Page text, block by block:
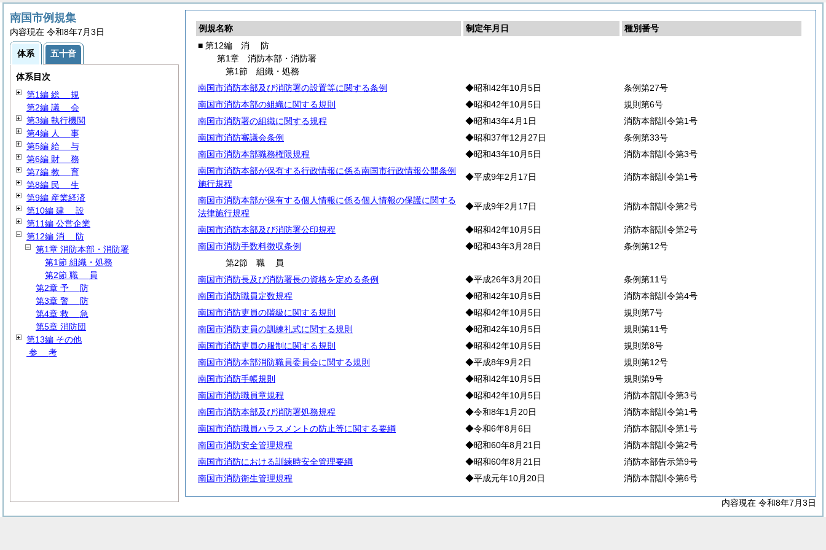
例規名称 制定年月日
種別番号
■ 第12編 消 防
第1章 消防本部・消防署
第1節 組織・処務
南国市消防本部及び消防署の設置等に関する条例
◆昭和42年10月5日
条例第27号
南国市消防本部の組織に関する規則
◆昭和42年10月5日
規則第6号
南国市消防署の組織に関する規程
◆昭和43年4月1日
消防本部訓令第1号
南国市消防審議会条例
◆昭和37年12月27日
条例第33号
南国市消防本部職務権限規程
◆昭和43年10月5日
消防本部訓令第3号
南国市消防本部が保有する行政情報に係る南国市行政情報公開条例
施行規程
◆平成9年2月17日 消防本部訓令第1号
南国市消防本部が保有する個人情報に係る個人情報の保護に関する
法律施行規程
◆平成9年2月17日 消防本部訓令第2号
南国市消防本部及び消防署公印規程 ◆昭和42年10月5日
消防本部訓令第2号
南国市消防手数料徴収条例
◆昭和43年3月28日
条例第12号
第2節 職
員
南国市消防長及び消防署長の資格を定める条例
◆平成26年3月20日
条例第11号
南国市消防職員定数規程
◆昭和42年10月5日
消防本部訓令第4号
南国市消防吏員の階級に関する規則
◆昭和42年10月5日
規則第7号
南国市消防吏員の訓練礼式に関する規則
◆昭和42年10月5日
規則第11号
南国市消防吏員の服制に関する規則
◆昭和42年10月5日
規則第8号
南国市消防本部消防職員委員会に関する規則
◆平成8年9月2日
規則第12号
南国市消防手帳規則
◆昭和42年10月5日
規則第9号
南国市消防職員章規程
◆昭和42年10月5日
消防本部訓令第3号
南国市消防本部及び消防署処務規程
◆令和8年1月20日
消防本部訓令第1号
南国市消防職員ハラスメントの防止等に関する要綱
◆令和6年8月6日
消防本部訓令第1号
南国市消防安全管理規程
◆昭和60年8月21日
消防本部訓令第2号
南国市消防における訓練時安全管理要綱
◆昭和60年8月21日
消防本部告示第9号
南国市消防衛生管理規程
◆平成元年10月20日 消防本部訓令第6号
内容現在 令和8年7月3日
南国市例規集
内容現在 令和8年7月3日
体系 五十音
体系目次
第1編 総 規
第2編 議 会
第3編 執行機関
第4編 人 事
第5編 給 与
第6編 財 務
第7編 教 育
第8編 民 生
第9編 産業経済
第10編 建 設
第11編 公営企業
第12編 消 防
第1章 消防本部・消防署
第1節 組織・処務
第2節 職
員
第2章 予 防
第3章 警 防
第4章 救 急
第5章 消防団
第13編 その他
参 考